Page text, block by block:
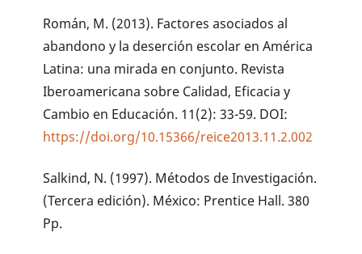
Román, M. (2013). Factores asociados al
abandono y la deserción escolar en América
Latina: una mirada en conjunto. Revista
Iberoamericana sobre Calidad, Eficacia y
Cambio en Educación. 11(2): 33-59. DOI:
https://doi.org/10.15366/reice2013.11.2.002
Salkind, N. (1997). Métodos de Investigación.
(Tercera edición). México: Prentice Hall. 380
Pp.